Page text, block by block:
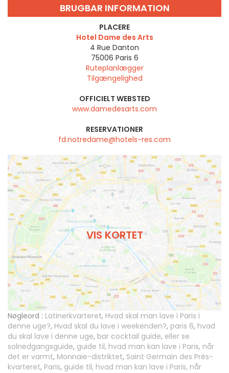
BRUGBAR INFORMATION
PLACERE
Hotel Dame des Arts
4 Rue Danton
75006 Paris 6
Ruteplanlægger
Tilgængelighed
OFFICIELT WEBSTED
www.damedesarts.com
RESERVATIONER
fd.notredame@hotels-res.com
VIS KORTET
Nøgleord : Latinerkvarteret, Hvad skal man lave i Paris i
denne uge?, Hvad skal du lave i weekenden?, paris 6, hvad
du skal lave i denne uge, bar cocktail guide, eller se
solnedgangsguide, guide til, hvad man kan lave i Paris, når
det er varmt, Monnaie-distriktet, Saint Germain des Prés-
kvarteret, Paris, guide til, hvad man kan lave i Paris, når